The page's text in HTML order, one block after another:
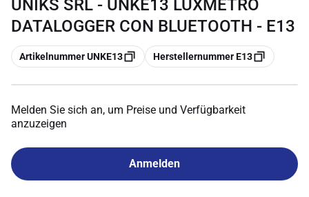
UNIKS SRL - UNKE13 LUXMETRO
DATALOGGER CON BLUETOOTH - E13
Kopieren
Artikelnummer UNKE13 Kopieren
Herstellernummer E13
Melden Sie sich an, um Preise und Verfügbarkeit
anzuzeigen
Anmelden